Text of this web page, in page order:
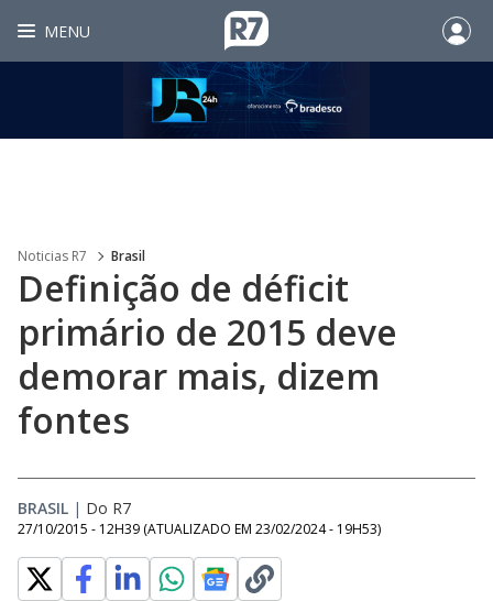
MENU
Noticias R7 Brasil
Definição de déficit
primário de 2015 deve
demorar mais, dizem
fontes
BRASIL | Do R7
27/10/2015 - 12H39 (ATUALIZADO EM 23/02/2024 - 19H53)